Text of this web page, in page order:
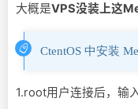
大概是VPS没装上这
CtentOS 中安装
1.root用户连接后，输